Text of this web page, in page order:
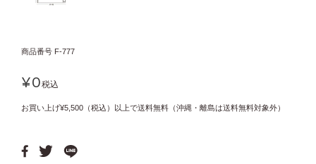
商品番号 F-777
¥0税込
お買い上げ¥5,500（税込）以上で送料無料（沖縄・離島は送料無料対象外）